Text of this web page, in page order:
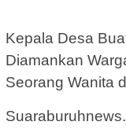
Kepala Desa
Diamankan
Seorang Wanita